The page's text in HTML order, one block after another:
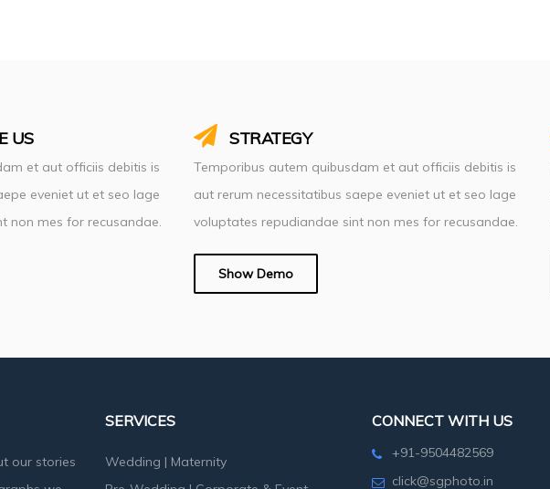
US
et aut officiis debitis is
eveniet ut et seo lage
non mes for recusandae.
STRATEGY
Temporibus autem quibusdam et aut officiis debitis is
aut rerum necessitatibus saepe eveniet ut et seo lage
voluptates repudiandae sint non mes for recusandae.
Show Demo
our stories
SERVICES
Wedding | Maternity
CONNECT WITH US
+91-9504482569
click@sgphoto.in